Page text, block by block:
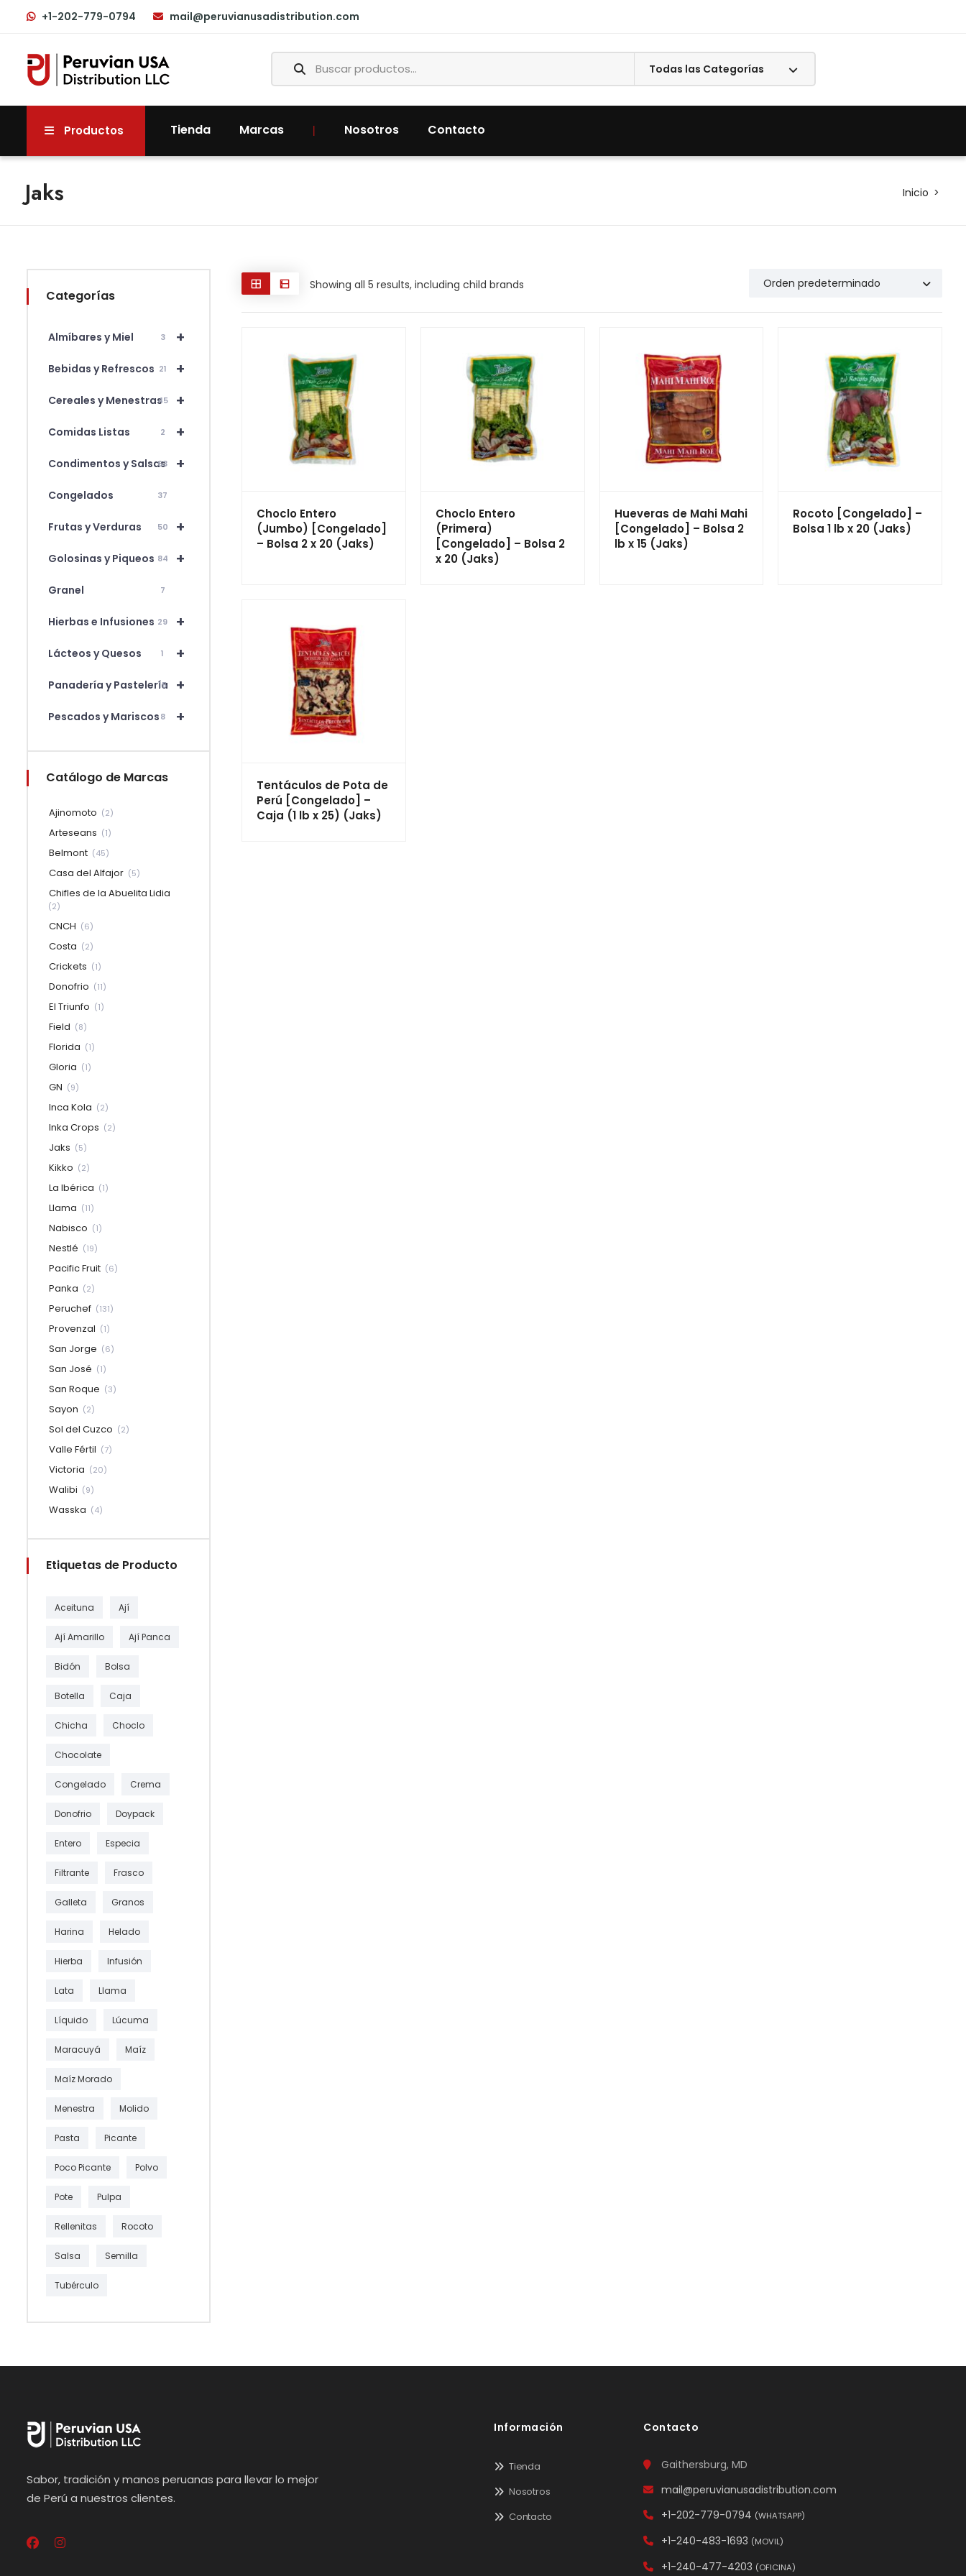
+1-202-779-0794 mail@peruvianusadistribution.com
Productos Tienda Marcas Nosotros Contacto
Jaks Inicio
Categorías
+
Almíbares y Miel 3
+
Bebidas y Refrescos 21
+
Cereales y Menestras45
+
Comidas Listas 2
+
Condimentos y Salsas
63
Congelados 37
+
Frutas y Verduras 50
+
Golosinas y Piqueos 84
Granel 7
+
Hierbas e Infusiones 29
+
Lácteos y Quesos 1
+
Panadería y Pastelería
15
+
Pescados y Mariscos8
Catálogo de Marcas
Ajinomoto (2)
Arteseans (1)
Belmont (45)
Casa del Alfajor (5)
Chifles de la Abuelita Lidia
(2)
CNCH (6)
Costa (2)
Crickets (1)
Donofrio (11)
El Triunfo (1)
Field (8)
Florida (1)
Gloria (1)
GN (9)
Inca Kola (2)
Inka Crops (2)
Jaks (5)
Kikko (2)
La Ibérica (1)
Llama (11)
Nabisco (1)
Nestlé (19)
Pacific Fruit (6)
Panka (2)
Peruchef (131)
Provenzal (1)
San Jorge (6)
San José (1)
San Roque (3)
Sayon (2)
Sol del Cuzco (2)
Valle Fértil (7)
Victoria (20)
Walibi (9)
Wasska (4)
Etiquetas de Producto
Aceituna Ají
Ají Amarillo Ají Panca
Bidón Bolsa
Botella Caja
Chicha Choclo
Chocolate
Congelado Crema
Donofrio Doypack
Entero Especia
Filtrante Frasco
Galleta Granos
Harina Helado
Hierba Infusión
Lata Llama
Líquido Lúcuma
Maracuyá Maíz
Maíz Morado
Menestra Molido
Pasta Picante
Poco Picante Polvo
Pote Pulpa
Rellenitas Rocoto
Salsa Semilla
Tubérculo
Showing all 5 results, including child brands
Choclo Entero
(Jumbo) [Congelado]
– Bolsa 2 x 20 (Jaks)
Choclo Entero
(Primera)
[Congelado] – Bolsa 2
x 20 (Jaks)
Hueveras de Mahi Mahi
[Congelado] – Bolsa 2
lb x 15 (Jaks)
Rocoto [Congelado] –
Bolsa 1 lb x 20 (Jaks)
Tentáculos de Pota de
Perú [Congelado] –
Caja (1 lb x 25) (Jaks)
Sabor, tradición y manos peruanas para llevar lo mejor
de Perú a nuestros clientes.
Información
Tienda
Nosotros
Contacto
Contacto
Gaithersburg, MD
mail@peruvianusadistribution.com
+1-202-779-0794 (WHATSAPP)
+1-240-483-1693 (MOVIL)
+1-240-477-4203 (OFICINA)